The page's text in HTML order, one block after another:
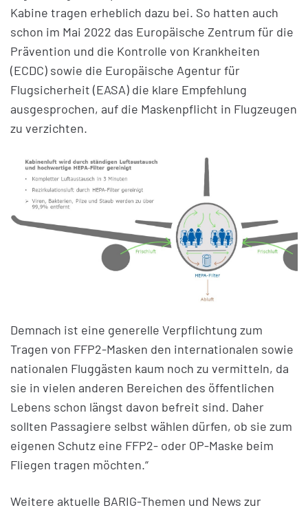
Kabine tragen erheblich dazu bei. So hatten auch
schon im Mai 2022 das Europäische Zentrum für die
Prävention und die Kontrolle von Krankheiten
(ECDC) sowie die Europäische Agentur für
Flugsicherheit (EASA) die klare Empfehlung
ausgesprochen, auf die Maskenpflicht in Flugzeugen
zu verzichten.
Demnach ist eine generelle Verpflichtung zum
Tragen von FFP2-Masken den internationalen sowie
nationalen Fluggästen kaum noch zu vermitteln, da
sie in vielen anderen Bereichen des öffentlichen
Lebens schon längst davon befreit sind. Daher
sollten Passagiere selbst wählen dürfen, ob sie zum
eigenen Schutz eine FFP2- oder OP-Maske beim
Fliegen tragen möchten.“
Weitere aktuelle BARIG-Themen und News zur